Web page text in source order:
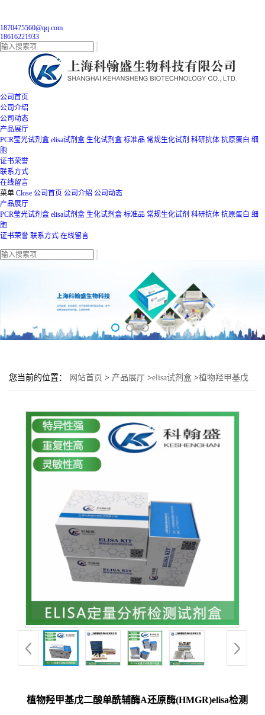
1870475560@qq.com
18616221933
公司首页
公司介绍
公司动态
产品展厅
PCR莹光试剂盒 elisa试剂盒 生化试剂盒 标准品 常规生化试剂 科研抗体 抗原蛋白 细
胞
证书荣誉
联系方式
在线留言
菜单 Close 公司首页 公司介绍 公司动态
产品展厅
PCR莹光试剂盒 elisa试剂盒 生化试剂盒 标准品 常规生化试剂 科研抗体 抗原蛋白 细
胞
证书荣誉 联系方式 在线留言
您当前的位置： 网站首页 > 产品展厅 >elisa试剂盒 >植物羟甲基戊
植物羟甲基戊二酸单酰辅酶A还原酶(HMGR)elisa检测